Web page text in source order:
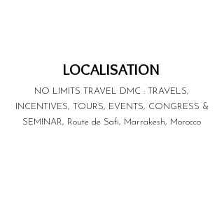
LOCALISATION
NO LIMITS TRAVEL DMC : TRAVELS,
INCENTIVES, TOURS, EVENTS, CONGRESS &
SEMINAR, Route de Safi, Marrakesh, Morocco